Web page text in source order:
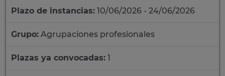
Plazo de instancias: 10/06/2026 - 24/06/2026
Grupo: Agrupaciones profesionales
Plazas ya convocadas: 1